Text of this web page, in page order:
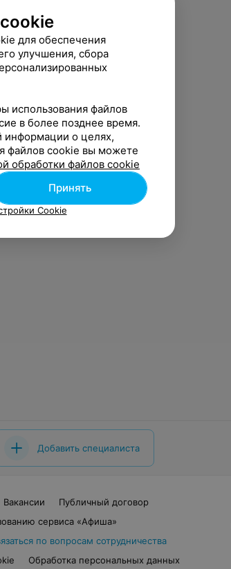
Добавить специалиста
Вакансии
Публичный договор
сервиса «Афиша»
по вопросам сотрудничества
Обработка персональных данных
для обеспечения
улучшения, сбора
использования файлов
в более позднее время.
информации о целях,
файлов cookie вы можете
обработки файлов cookie
Принять
Cookie